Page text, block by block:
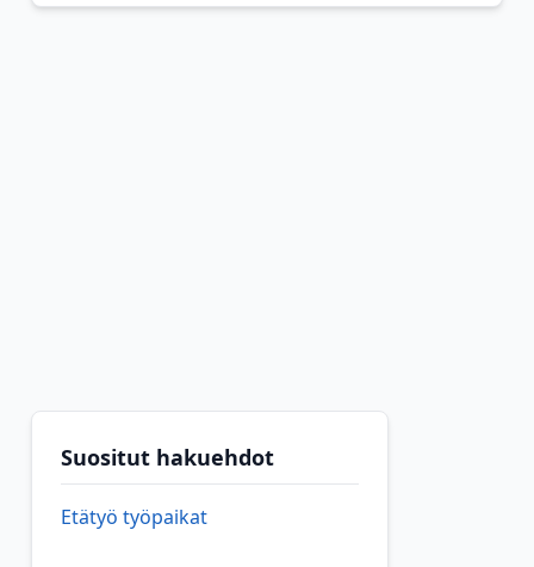
Suositut hakuehdot
Etätyö työpaikat